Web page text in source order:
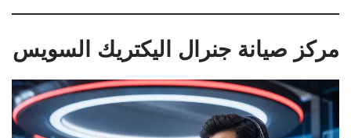
مركز صيانة جنرال اليكتريك السويس